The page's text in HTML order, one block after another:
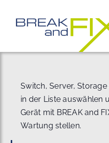
springen
Switch, Server,
in der Liste auswählen
Gerät mit BREAK and
Wartung stellen.